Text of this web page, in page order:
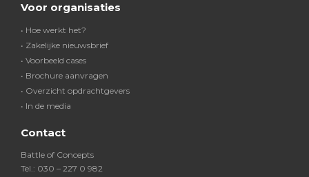
Voor organisaties
• Hoe werkt het?
• Zakelijke nieuwsbrief
• Voorbeeld cases
• Brochure aanvragen
• Overzicht opdrachtgevers
• In de media
Contact
Battle of Concepts
Tel.: 030 – 227 0 982